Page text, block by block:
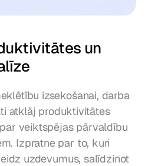
un
izsekošanai, darba
atklāj produktivitātes
veiktspējas pārvaldību
Izpratne par to, kuri
uzdevumus, salīdzinot